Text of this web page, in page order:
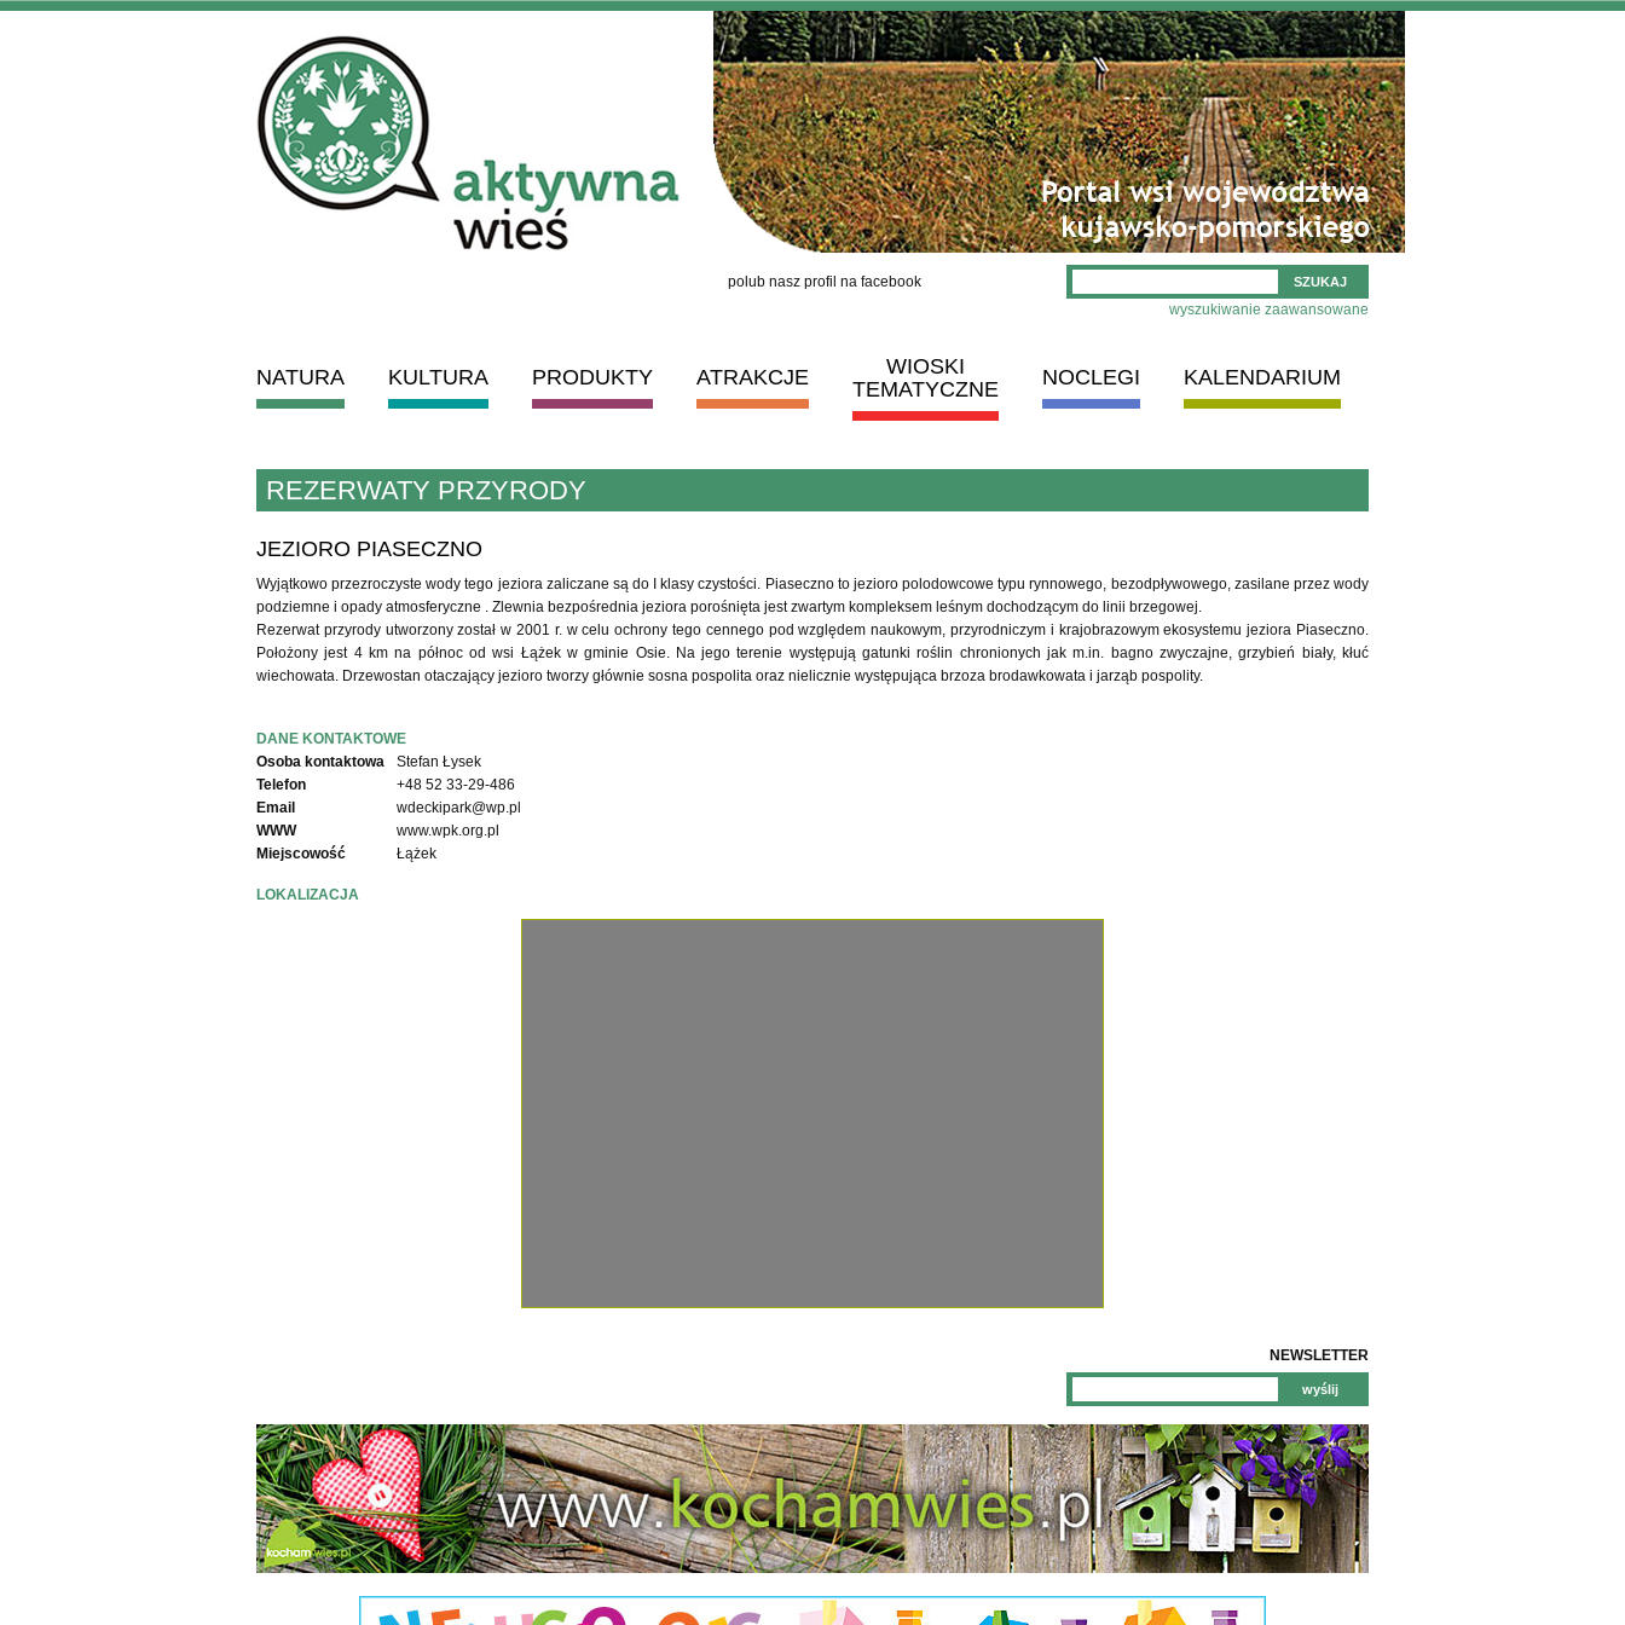
polub nasz profil na facebook
wyszukiwanie zaawansowane
NATURA KULTURA PRODUKTY ATRAKCJE
WIOSKI
TEMATYCZNE
NOCLEGI KALENDARIUM
REZERWATY PRZYRODY
JEZIORO PIASECZNO
Wyjątkowo przezroczyste wody tego jeziora zaliczane są do I klasy czystości. Piaseczno to jezioro polodowcowe typu rynnowego, bezodpływowego, zasilane przez wody
podziemne i opady atmosferyczne . Zlewnia bezpośrednia jeziora porośnięta jest zwartym kompleksem leśnym dochodzącym do linii brzegowej.
Rezerwat przyrody utworzony został w 2001 r. w celu ochrony tego cennego pod względem naukowym, przyrodniczym i krajobrazowym ekosystemu jeziora Piaseczno.
Położony jest 4 km na północ od wsi Łążek w gminie Osie. Na jego terenie występują gatunki roślin chronionych jak m.in. bagno zwyczajne, grzybień biały, kłuć
wiechowata. Drzewostan otaczający jezioro tworzy głównie sosna pospolita oraz nielicznie występująca brzoza brodawkowata i jarząb pospolity.
DANE KONTAKTOWE
Osoba kontaktowa
Stefan Łysek
Telefon
+48 52 33-29-486
Email
wdeckipark@wp.pl
WWW
www.wpk.org.pl
Miejscowość
Łążek
LOKALIZACJA
NEWSLETTER